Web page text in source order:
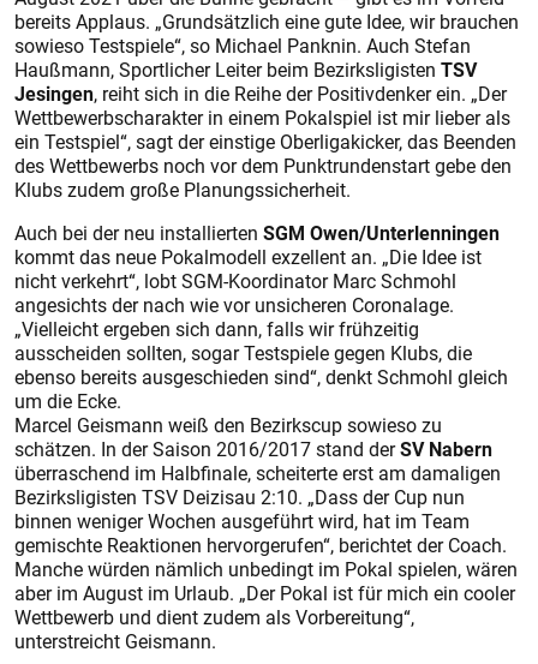
bereits Applaus. „Grundsätzlich eine gute Idee, wir brauchen
sowieso Testspiele“, so Michael Panknin. Auch Stefan
Haußmann, Sportlicher Leiter beim Bezirksligisten TSV
Jesingen, reiht sich in die Reihe der Positivdenker ein. „Der
Wettbewerbscharakter in einem Pokalspiel ist mir lieber als
ein Testspiel“, sagt der einstige Oberligakicker, das Beenden
des Wettbewerbs noch vor dem Punktrundenstart gebe den
Klubs zudem große Planungssicherheit.
Auch bei der neu installierten SGM Owen/Unterlenningen
kommt das neue Pokalmodell exzellent an. „Die Idee ist
nicht verkehrt“, lobt SGM-Koordinator Marc Schmohl
angesichts der nach wie vor unsicheren Coronalage.
„Vielleicht ergeben sich dann, falls wir frühzeitig
ausscheiden sollten, sogar Testspiele gegen Klubs, die
ebenso bereits ausgeschieden sind“, denkt Schmohl gleich
um die Ecke.
Marcel Geismann weiß den Bezirkscup sowieso zu
schätzen. In der Saison 2016/2017 stand derSV Nabern
überraschend im Halbfinale, scheiterte erst am damaligen
Bezirksligisten TSV Deizisau 2:10. „Dass der Cup nun
binnen weniger Wochen ausgeführt wird, hat im Team
gemischte Reaktionen hervorgerufen“, berichtet der Coach.
Manche würden nämlich unbedingt im Pokal spielen, wären
aber im August im Urlaub. „Der Pokal ist für mich ein cooler
Wettbewerb und dient zudem als Vorbereitung“,
unterstreicht Geismann.